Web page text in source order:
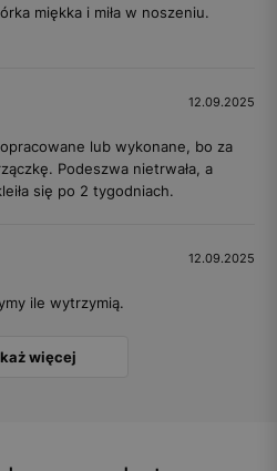
miękka i miła w noszeniu.
12.09.2025
lub wykonane, bo za
Podeszwa nietrwała, a
się po 2 tygodniach.
12.09.2025
ile wytrzymią.
więcej